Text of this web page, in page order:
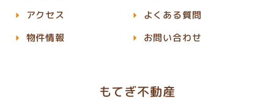
もてぎ不動産
アクセス
物件情報
よくある質問
お問い合わせ